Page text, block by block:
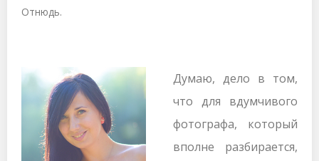
Отнюдь.
Думаю, дело в том,
что для вдумчивого
фотографа, который
вполне разбирается,